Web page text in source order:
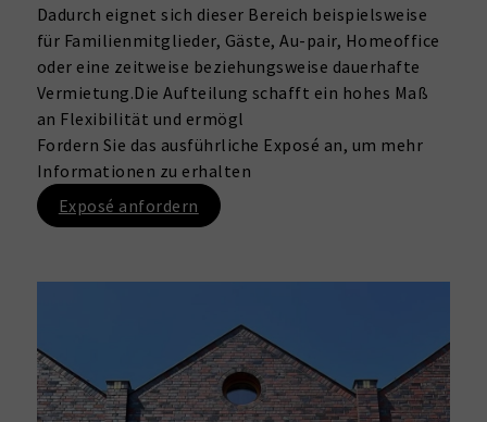
Dadurch eignet sich dieser Bereich beispielsweise
für Familienmitglieder, Gäste, Au-pair, Homeoffice
oder eine zeitweise beziehungsweise dauerhafte
Vermietung.Die Aufteilung schafft ein hohes Maß
an Flexibilität und ermögl
Fordern Sie das ausführliche Exposé an, um mehr
Informationen zu erhalten
Exposé anfordern